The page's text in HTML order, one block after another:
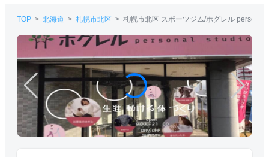
TOP > 北海道 > 札幌市北区 > 札幌市北区 スポーツジム/ホグレル personal